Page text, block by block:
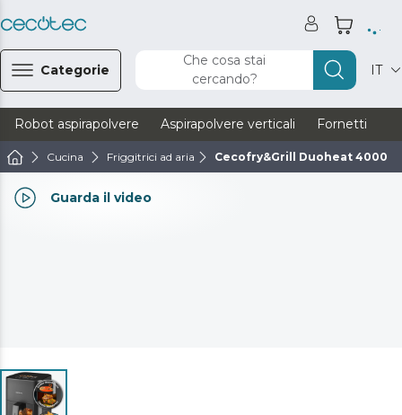
Categorie
Che cosa stai
cercando?
IT
Robot aspirapolvere Aspirapolvere verticali Fornetti
Cucina Friggitrici ad aria Cecofry&Grill Duoheat 4000
Guarda il video